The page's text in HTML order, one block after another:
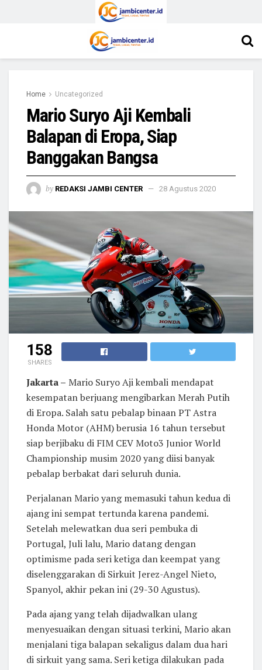
Home Uncategorized
Mario Suryo Aji Kembali
Balapan di Eropa, Siap
Banggakan Bangsa
by REDAKSI JAMBI CENTER 28 Agustus 2020
158
SHARES
Jakarta – Mario Suryo Aji kembali mendapat
kesempatan berjuang mengibarkan Merah Putih
di Eropa. Salah satu pebalap binaan PT Astra
Honda Motor (AHM) berusia 16 tahun tersebut
siap berjibaku di FIM CEV Moto3 Junior World
Championship musim 2020 yang diisi banyak
pebalap berbakat dari seluruh dunia.
Perjalanan Mario yang memasuki tahun kedua di
ajang ini sempat tertunda karena pandemi.
Setelah melewatkan dua seri pembuka di
Portugal, Juli lalu, Mario datang dengan
optimisme pada seri ketiga dan keempat yang
diselenggarakan di Sirkuit Jerez-Angel Nieto,
Spanyol, akhir pekan ini (29-30 Agustus).
Pada ajang yang telah dijadwalkan ulang
menyesuaikan dengan situasi terkini, Mario akan
menjalani tiga balapan sekaligus dalam dua hari
di sirkuit yang sama. Seri ketiga dilakukan pada